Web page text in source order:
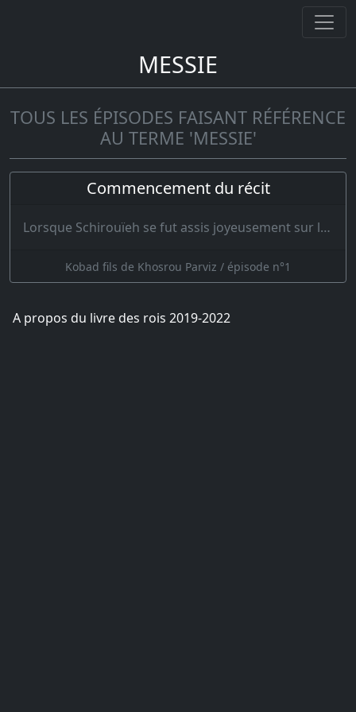
MESSIE
TOUS LES ÉPISODES FAISANT RÉFÉRENCE
AU TERME 'MESSIE'
Commencement du récit
Lorsque Schirouïeh se fut assis joyeusement sur le trône, il plaça sur sa tête cette couronne des…
Kobad fils de Khosrou Parviz / épisode n°1
A propos du livre des rois 2019-2022